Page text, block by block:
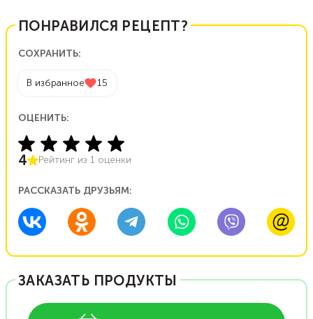
ПОНРАВИЛСЯ РЕЦЕПТ?
СОХРАНИТЬ:
В избранное 15
ОЦЕНИТЬ:
4 Рейтинг из 1 оценки
РАССКАЗАТЬ ДРУЗЬЯМ:
ЗАКАЗАТЬ ПРОДУКТЫ